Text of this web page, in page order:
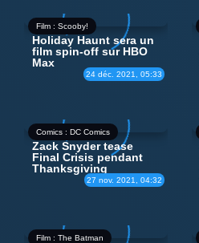
Film : Scooby!
24 déc. 2021, 05:33
Holiday Haunt sera un
film spin-off sur HBO
Max
Comics : DC Comics
27 nov. 2021, 04:32
Zack Snyder tease
Final Crisis pendant
Thanksgiving
Film : The Batman